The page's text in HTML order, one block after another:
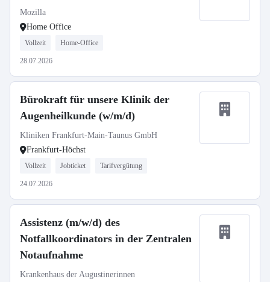
Mozilla
Home Office
Vollzeit Home-Office
28.07.2026
Bürokraft für unsere Klinik der
Augenheilkunde (w/m/d)
Kliniken Frankfurt-Main-Taunus GmbH
Frankfurt-Höchst
Vollzeit Jobticket Tarifvergütung
24.07.2026
Assistenz (m/w/d) des
Notfallkoordinators in der Zentralen
Notaufnahme
Krankenhaus der Augustinerinnen